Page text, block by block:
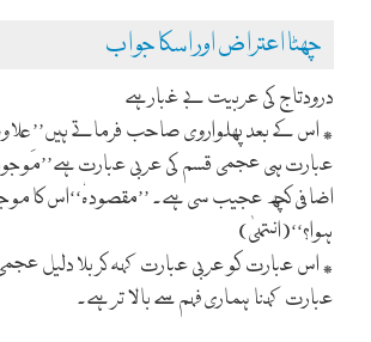
چھٹا اعتراض اور اسکا جواب
درودتاج کی عربیت بے غبار ہے
٭ اس کے بعد پھلواروی صاحب فرماتے
عبارت ہی عجمی قسم کی عربی عبارت
اضافی کچھ عجیب سی ہے۔ ’’مقصودہٗ‘‘اس کا
ہوا؟‘‘(انتہیٰ)
٭ اس عبارت کو عربی عبارت کہہ کر بلا دلیل
عبارت کہنا ہماری فہم سے بالا تر ہے۔